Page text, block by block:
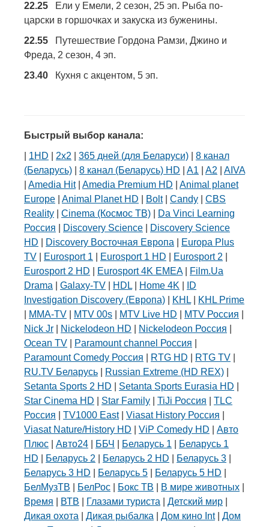
22.25 Ели у Емели, 2 сезон, 25 эп. Рыба по-
царски в горшочках и закуска из буженины.
22.55 Путешествие Гордона Рамзи, Джино и
Фреда, 2 сезон, 4 эп.
23.40 Кухня с акцентом, 5 эп.
Быстрый выбор канала:
1HD 2х2 365 дней (для Беларуси)
8 канал
(Беларусь)
8 канал (Беларусь) HD A1 A2
AIVA
Amedia Hit| Amedia Premium HD
Animal planet
Europe
Animal Planet HD Bolt| Candy
CBS
Reality
Cinema (Космос ТВ)
Da Vinci Learning
Россия
Discovery Science
Discovery Science
HD
Discovery Восточная Европа
Europa Plus
TV
Eurosport 1 Eurosport 1 HD Eurosport 2
Eurosport 2 HD
Eurosport 4K EMEA|
Film.Ua
Drama
Galaxy-TV HDL Home 4K
ID
Investigation Discovery (Европа)
KHL
KHL Prime
MMA-TV MTV 00s MTV Live HD MTV Россия
Nick Jr
Nickelodeon HD Nickelodeon Россия
Ocean TV
Paramount channel Россия
Paramount Comedy Россия
RTG HD RTG TV
RU.TV Беларусь
Russian Extreme (HD REX)
Setanta Sports 2 HD
Setanta Sports Eurasia HD
Star Cinema HD
Star Family TiJi Россия
TLC
Россия
TV1000 East| Viasat History Россия
Viasat Nature/History HD
ViP Comedy HD
Авто
Плюс
Авто24 ББЧ Беларусь 1
Беларусь 1
HD
Беларусь 2 Беларусь 2 HD Беларусь 3
Беларусь 3 HD
Беларусь 5 Беларусь 5 HD
БелМузТВ
БелРос Бокс ТВ В мире животных
Время
ВТВ Глазами туриста Детский мир
Дикая охота
Дикая рыбалка Дом кино Int| Дом